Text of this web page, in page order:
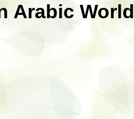
Arabic World